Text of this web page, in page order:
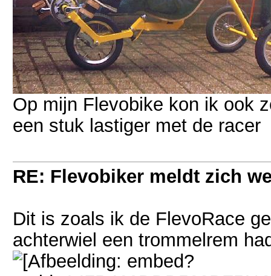
Op mijn Flevobike kon ik ook
een stuk lastiger met de racer
RE: Flevobiker meldt zich
Dit is zoals ik de FlevoRace
achterwiel een trommelrem